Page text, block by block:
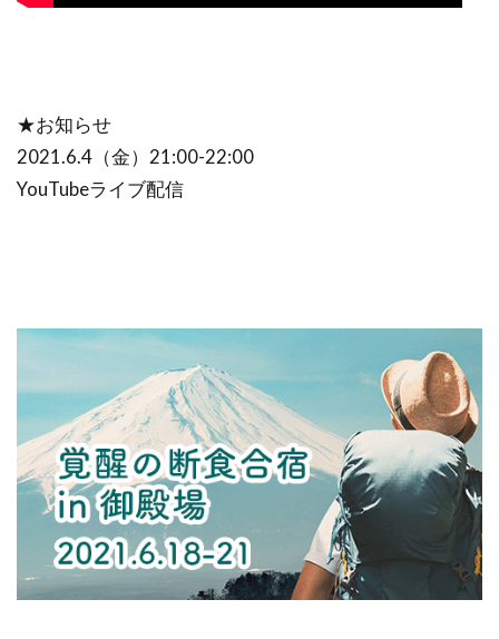
★お知らせ
2021.6.4（金）21:00-22:00
YouTubeライブ配信